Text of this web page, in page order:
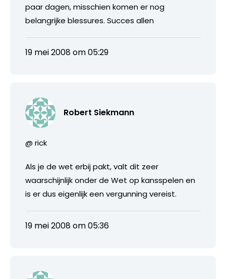
paar dagen, misschien komen er nog
belangrijke blessures. Succes allen
19 mei 2008 om 05:29
Robert Siekmann
@ rick
Als je de wet erbij pakt, valt dit zeer
waarschijnlijk onder de Wet op kansspelen en
is er dus eigenlijk een vergunning vereist.
19 mei 2008 om 05:36